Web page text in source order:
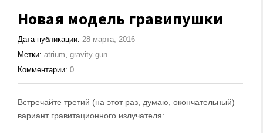
Новая модель гравипушки
Дата публикации: 28 марта, 2016
Метки: atrium gravity gun
Комментарии: 0
Встречайте третий (на этот раз, думаю, окончательный)
вариант гравитационного излучателя: